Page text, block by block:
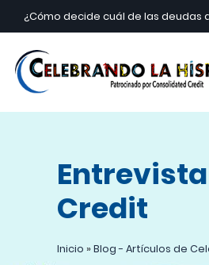
¿Cómo decide cuál de las deudas
Credit
Inicio » Blog - Artículos de